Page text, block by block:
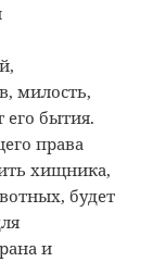
милость,
его бытия.
права
хищника,
будет
и